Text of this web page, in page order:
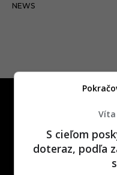
o
NEWS
One time
S cieľom
doteraz, podľa